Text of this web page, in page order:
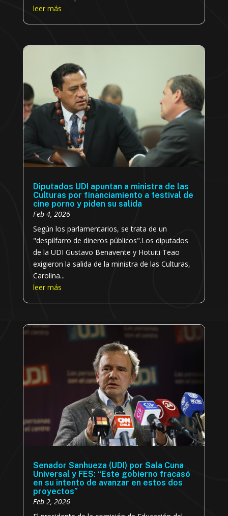
leer más
Diputados UDI apuntan a ministra de las
Culturas por financiamiento a festival de
cine porno y piden su salida
Feb 4, 2026
Según los parlamentarios, se trata de un
"despilfarro de dineros públicos".Los diputados
de la UDI Gustavo Benavente y Hotuiti Teao
exigieron la salida de la ministra de las Culturas,
Carolina...
leer más
Senador Sanhueza (UDI) por Sala Cuna
Universal y FES: “Este gobierno fracasó
en su intento de avanzar en estos dos
proyectos”
Feb 2, 2026